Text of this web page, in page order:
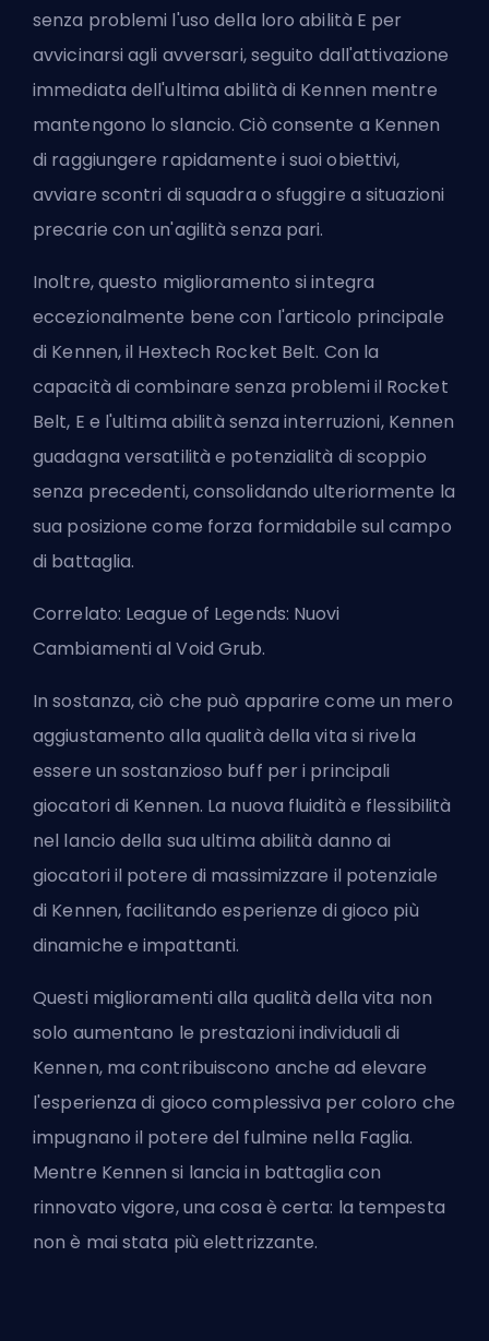
senza problemi l'uso della loro abilità E per
avvicinarsi agli avversari, seguito dall'attivazione
immediata dell'ultima abilità di Kennen mentre
mantengono lo slancio. Ciò consente a Kennen
di raggiungere rapidamente i suoi obiettivi,
avviare scontri di squadra o sfuggire a situazioni
precarie con un'agilità senza pari.
Inoltre, questo miglioramento si integra
eccezionalmente bene con l'articolo principale
di Kennen, il Hextech Rocket Belt. Con la
capacità di combinare senza problemi il Rocket
Belt, E e l'ultima abilità senza interruzioni, Kennen
guadagna versatilità e potenzialità di scoppio
senza precedenti, consolidando ulteriormente la
sua posizione come forza formidabile sul campo
di battaglia.
Correlato: League of Legends: Nuovi
Cambiamenti al Void Grub.
In sostanza, ciò che può apparire come un mero
aggiustamento alla qualità della vita si rivela
essere un sostanzioso buff per i principali
giocatori di Kennen. La nuova fluidità e flessibilità
nel lancio della sua ultima abilità danno ai
giocatori il potere di massimizzare il potenziale
di Kennen, facilitando esperienze di gioco più
dinamiche e impattanti.
Questi miglioramenti alla qualità della vita non
solo aumentano le prestazioni individuali di
Kennen, ma contribuiscono anche ad elevare
l'esperienza di gioco complessiva per coloro che
impugnano il potere del fulmine nella Faglia.
Mentre Kennen si lancia in battaglia con
rinnovato vigore, una cosa è certa: la tempesta
non è mai stata più elettrizzante.